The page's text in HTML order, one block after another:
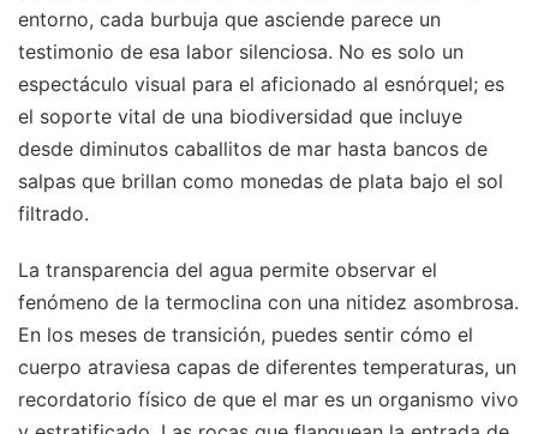
entorno, cada burbuja que asciende parece un
testimonio de esa labor silenciosa. No es solo un
espectáculo visual para el aficionado al esnórquel; es
el soporte vital de una biodiversidad que incluye
desde diminutos caballitos de mar hasta bancos de
salpas que brillan como monedas de plata bajo el sol
filtrado.
La transparencia del agua permite observar el
fenómeno de la termoclina con una nitidez asombrosa.
En los meses de transición, puedes sentir cómo el
cuerpo atraviesa capas de diferentes temperaturas, un
recordatorio físico de que el mar es un organismo vivo